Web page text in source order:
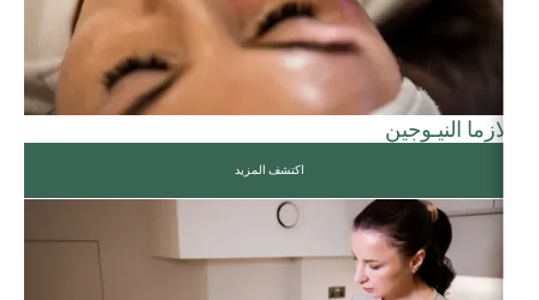
بلازما النيـوجين
اكتشف المزيد